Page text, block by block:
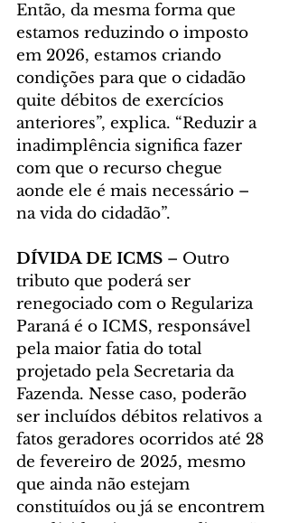
Então, da mesma forma que
estamos reduzindo o imposto
em 2026, estamos criando
condições para que o cidadão
quite débitos de exercícios
anteriores”, explica. “Reduzir a
inadimplência significa fazer
com que o recurso chegue
aonde ele é mais necessário –
na vida do cidadão”.
DÍVIDA DE ICMS – Outro
tributo que poderá ser
renegociado com o Regulariza
Paraná é o ICMS, responsável
pela maior fatia do total
projetado pela Secretaria da
Fazenda. Nesse caso, poderão
ser incluídos débitos relativos a
fatos geradores ocorridos até 28
de fevereiro de 2025, mesmo
que ainda não estejam
constituídos ou já se encontrem